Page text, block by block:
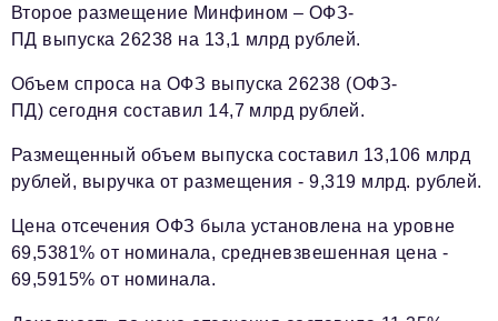
Второе размещение Минфином – ОФЗ-
ПД выпуска 26238 на 13,1 млрд рублей.
Объем спроса на ОФЗ выпуска 26238 (ОФЗ-
ПД) сегодня составил 14,7 млрд рублей.
Размещенный объем выпуска составил 13,106 млрд
рублей, выручка от размещения - 9,319 млрд. рублей.
Цена отсечения ОФЗ была установлена на уровне
69,5381% от номинала, средневзвешенная цена -
69,5915% от номинала.